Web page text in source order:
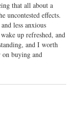
that all about a
uncontested effects.
less anxious
up refreshed, and
and I worth
on buying and